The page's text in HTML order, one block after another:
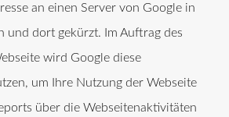
an einen Server von Google in
und dort gekürzt. Im Auftrag des
wird Google diese
um Ihre Nutzung der Webseite
über die Webseitenaktivitäten